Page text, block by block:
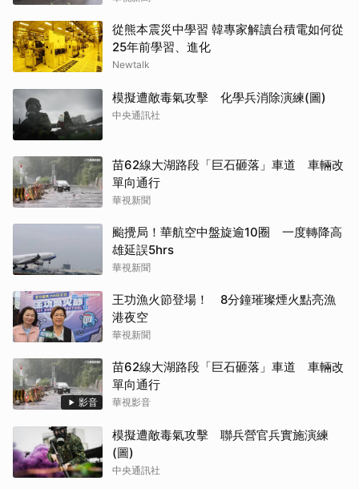
從熊本震災中學習 韓專家解讀台積電如何從
25年前學習、進化
Newtalk
模擬遭敵毒氣攻擊 化學兵消除演練(圖)
中央通訊社
苗62線大湖路段「巨石砸落」車道 車輛改
單向通行
華視新聞
颱攪局！華航空中盤旋逾10圈 一度轉降高
雄延誤5hrs
華視新聞
王功漁火節登場！ 8分鐘璀璨煙火點亮漁
港夜空
華視新聞
影音
苗62線大湖路段「巨石砸落」車道 車輛改
單向通行
華視影音
模擬遭敵毒氣攻擊 聯兵營官兵實施演練
(圖)
中央通訊社